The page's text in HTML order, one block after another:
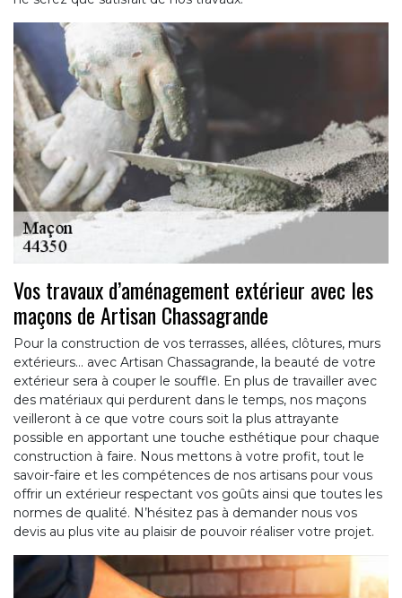
Vos travaux d’aménagement extérieur avec les
maçons de Artisan Chassagrande
Pour la construction de vos terrasses, allées, clôtures, murs
extérieurs… avec Artisan Chassagrande, la beauté de votre
extérieur sera à couper le souffle. En plus de travailler avec
des matériaux qui perdurent dans le temps, nos maçons
veilleront à ce que votre cours soit la plus attrayante
possible en apportant une touche esthétique pour chaque
construction à faire. Nous mettons à votre profit, tout le
savoir-faire et les compétences de nos artisans pour vous
offrir un extérieur respectant vos goûts ainsi que toutes les
normes de qualité. N’hésitez pas à demander nous vos
devis au plus vite au plaisir de pouvoir réaliser votre projet.